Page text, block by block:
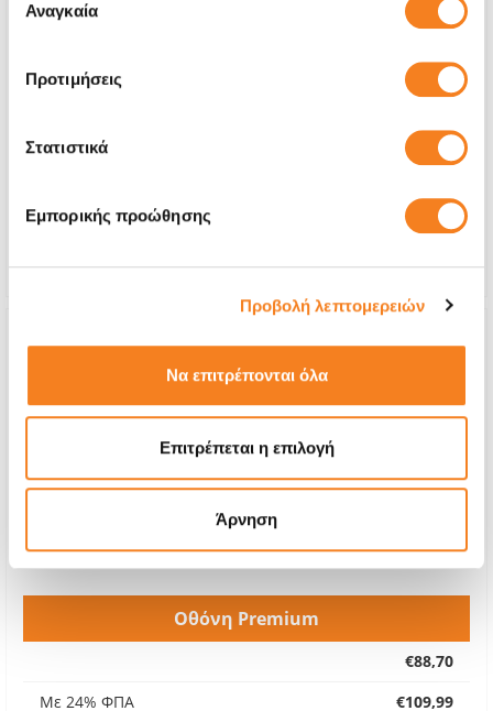
των υπηρεσιών τους.
συγκατάθεσης
Αναγκαία
Προτιμήσεις
Στατιστικά
Εμπορικής προώθησης
Προβολή λεπτομερειών
Να επιτρέπονται όλα
Επιτρέπεται η επιλογή
Άρνηση
Αυθεντική Οθόνη Apple (-50% έως εξαντλήσεως
€257,24
Χρόνος
1-2 ημέρες
Οθόνη Premium
€88,70
Με 24% ΦΠΑ
€109,99